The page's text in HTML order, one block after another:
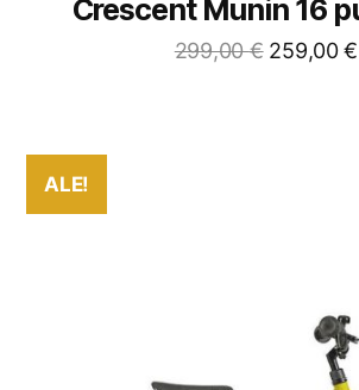
Crescent Munin 16
299,00€ 259,00€
ALE!